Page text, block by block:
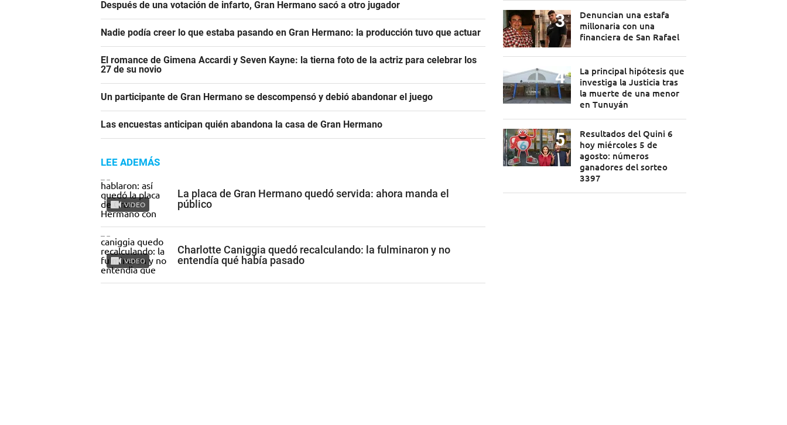
Después de una votación de infarto, Gran Hermano sacó a otro jugador
Nadie podía creer lo que estaba pasando en Gran Hermano: la producción tuvo que actuar
El romance de Gimena Accardi y Seven Kayne: la tierna foto de la actriz para celebrar los
27 de su novio
Un participante de Gran Hermano se descompensó y debió abandonar el juego
Las encuestas anticipan quién abandona la casa de Gran Hermano
LEE ADEMÁS
VIDEO
La placa de Gran Hermano quedó servida: ahora manda el
público
VIDEO
Charlotte Caniggia quedó recalculando: la fulminaron y no
entendía qué había pasado
Denuncian una estafa
millonaria con una
financiera de San Rafael
La principal hipótesis que
investiga la Justicia tras
la muerte de una menor
en Tunuyán
Resultados del Quini 6
hoy miércoles 5 de
agosto: números
ganadores del sorteo
3397